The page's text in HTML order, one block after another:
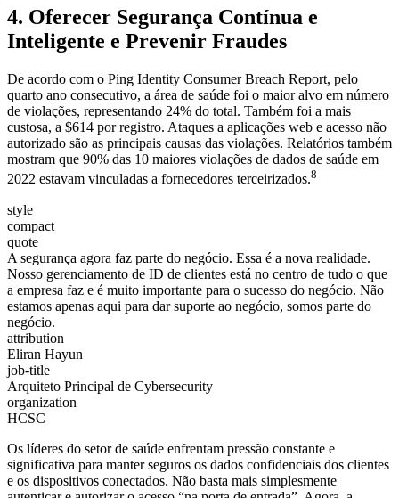
4. Oferecer Segurança Contínua e
Inteligente e Prevenir Fraudes
De acordo com o Ping Identity Consumer Breach Report, pelo
quarto ano consecutivo, a área de saúde foi o maior alvo em número
de violações, representando 24% do total. Também foi a mais
custosa, a $614 por registro. Ataques a aplicações web e acesso não
autorizado são as principais causas das violações. Relatórios também
mostram que 90% das 10 maiores violações de dados de saúde em
2022 estavam vinculadas a fornecedores terceirizados.8
style
compact
quote
A segurança agora faz parte do negócio. Essa é a nova realidade.
Nosso gerenciamento de ID de clientes está no centro de tudo o que
a empresa faz e é muito importante para o sucesso do negócio. Não
estamos apenas aqui para dar suporte ao negócio, somos parte do
negócio.
attribution
Eliran Hayun
job-title
Arquiteto Principal de Cybersecurity
organization
HCSC
Os líderes do setor de saúde enfrentam pressão constante e
significativa para manter seguros os dados confidenciais dos clientes
e os dispositivos conectados. Não basta mais simplesmente